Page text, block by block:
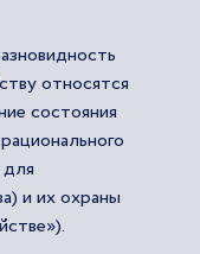
относятся
состояния
и их охраны